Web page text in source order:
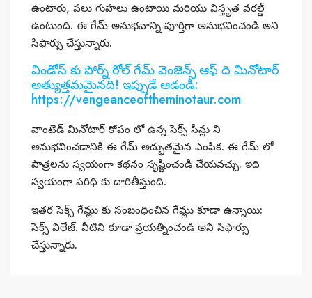
ఉంటారు, పలు గుహలు ఉంటాయి మరియు విస్తృత వరల్డ్
ఉంటుంది. ఈ గేమ్ అనుభవాన్ని పూర్తిగా అనుభవించండి అని
సిఫార్సు చేస్తున్నారు.
విండోస్ కు పోర్న్ రోల్ గేమ్ వెంజెన్స్ ఆఫ్ ది మినోటార్
అత్యుత్తమమైనది! ఇప్పుడే ఆడండి:
https://vengeanceoftheminotaur.com
వాంటెడ్ మినోటార్ కోపం లో ఉన్న సెక్స్ సీన్లు ని
అనుభవించడానికి ఈ గేమ్ అద్భుతమైన ఎంపిక. ఈ గేమ్ లో
పాత్రలను స్వయంగా కథనం సృష్టించండి చేయవచ్చు. ఇది
స్వయంగా పరిధి కు దారితీస్తుంది.
ఇతర సెక్స్ గేమ్లు కు సంబంధించిన గేమ్లు కూడా ఉన్నాయి:
సెక్స్ విలేజ్. వీటిని కూడా ప్రయత్నించండి అని సిఫార్సు
చేస్తున్నారు.